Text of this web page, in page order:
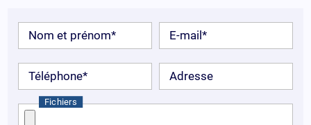
Nom et prénom* E-mail*
Téléphone* Adresse
Fichiers